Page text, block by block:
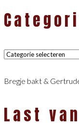
Categorieën
Bregje bakt &
Last